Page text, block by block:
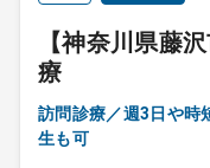
【神奈川県藤
療
訪問診療／週3日や時
生も可